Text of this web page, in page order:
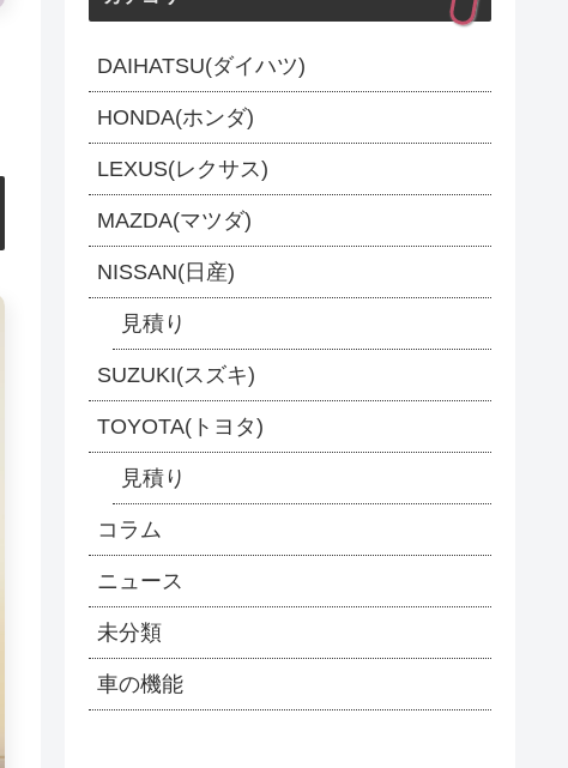
DAIHATSU(ダイハツ)
HONDA(ホンダ)
LEXUS(レクサス)
MAZDA(マツダ)
NISSAN(日産)
見積り
SUZUKI(スズキ)
TOYOTA(トヨタ)
見積り
コラム
ニュース
未分類
車の機能